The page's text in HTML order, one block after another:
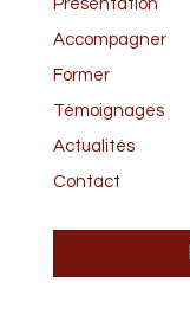
Présentation
Accompagner
Former
Témoignages
Actualités
Contact